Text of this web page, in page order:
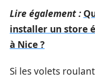
Lire également :
installer un store
à Nice ?
Si les volets